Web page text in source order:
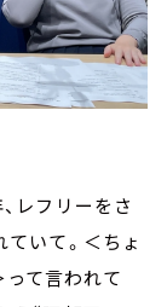
レフリーをさ
ていて。＜ちょ
て言われて